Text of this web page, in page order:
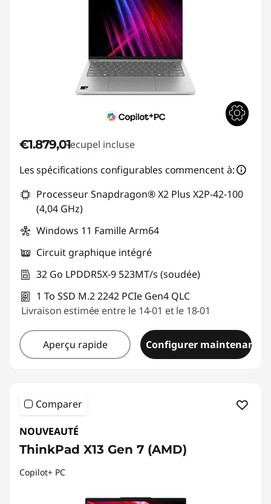
€1.879,01Recupel incluse
Les spécifications configurables commencent à:
Processeur Snapdragon® X2 Plus X2P-42-100
(4,04 GHz)
Windows 11 Famille Arm64
Circuit graphique intégré
32 Go LPDDR5X-9 523MT/s (soudée)
1 To SSD M.2 2242 PCIe Gen4 QLC
Livraison estimée entre le 14-01 et le 18-01
Aperçu rapide Configurer maintenant
Comparer
NOUVEAUTÉ
ThinkPad X13 Gen 7 (AMD)
Copilot+ PC